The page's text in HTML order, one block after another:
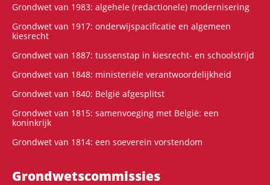
Grondwet van 1983: algehele (redactionele) modernisering
Grondwet van 1917: onderwijspacificatie en algemeen
kiesrecht
Grondwet van 1887: tussenstap in kiesrecht- en schoolstrijd
Grondwet van 1848: ministeriële verantwoordelijkheid
Grondwet van 1840: België afgesplitst
Grondwet van 1815: samenvoeging met België: een
koninkrijk
Grondwet van 1814: een soeverein vorstendom
Grondwets­commissies